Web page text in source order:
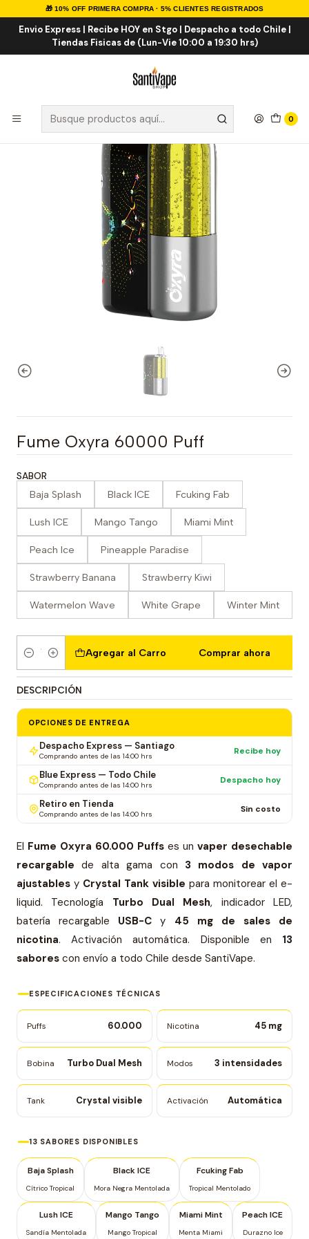
🎁 10% OFF PRIMERA COMPRA · 5% CLIENTES REGISTRADOS
Envio Express | Recibe HOY en Stgo | Despacho a todo Chile |
Tiendas Fisicas de (Lun-Vie 10:00 a 19:30 hrs)
0
Inicio VAPE DESECHABLES VAPE FRUTALES
Fume Oxyra 60000 Puff
Fume Oxyra 60000 Puff
SABOR
Baja Splash Black ICE Fcuking Fab
Lush ICE Mango Tango Miami Mint
Peach Ice Pineapple Paradise
Strawberry Banana Strawberry Kiwi
Watermelon Wave White Grape Winter Mint
Cantidad
Agregar al Carro Comprar ahora
DESCRIPCIÓN
OPCIONES DE ENTREGA
Despacho Express — Santiago
Comprando antes de las 14:00 hrs Recibe hoy
Blue Express — Todo Chile
Comprando antes de las 14:00 hrs Despacho hoy
Retiro en Tienda
Comprando antes de las 14:00 hrs Sin costo
El Fume Oxyra 60.000 Puffs es un vaper desechable
recargable de alta gama con 3 modos de vapor
ajustables y Crystal Tank visible para monitorear el e-
liquid. Tecnología Turbo Dual Mesh, indicador LED,
batería recargable USB-C y 45 mg de sales de
nicotina. Activación automática. Disponible en 13
sabores con envío a todo Chile desde SantiVape.
ESPECIFICACIONES TÉCNICAS
Puffs 60.000 Nicotina 45 mg
Bobina Turbo Dual Mesh Modos 3 intensidades
Tank Crystal visible Activación Automática
13 SABORES DISPONIBLES
Baja Splash
Cítrico Tropical
Black ICE
Mora Negra Mentolada
Fcuking Fab
Tropical Mentolado
Lush ICE
Sandía Mentolada
Mango Tango
Mango Tropical
Miami Mint
Menta Miami
Peach ICE
Durazno Ice